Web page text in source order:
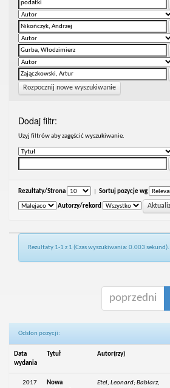
Rozpocznij nowe wyszukiwanie
Dodaj filtr:
Uzyj filtrów aby zagęścić wyszukiwanie.
Rezultaty/Strona Sortuj pozycje wg
Autorzy/rekord
Rezultaty 1-1 z 1 (Czas wyszukiwania: 0.003 sekund).
poprzedni
Odsłon pozycji:
Data
wydania
Tytuł Autor(rzy)
2017
Nowa
Etel, Leonard; Babiarz,